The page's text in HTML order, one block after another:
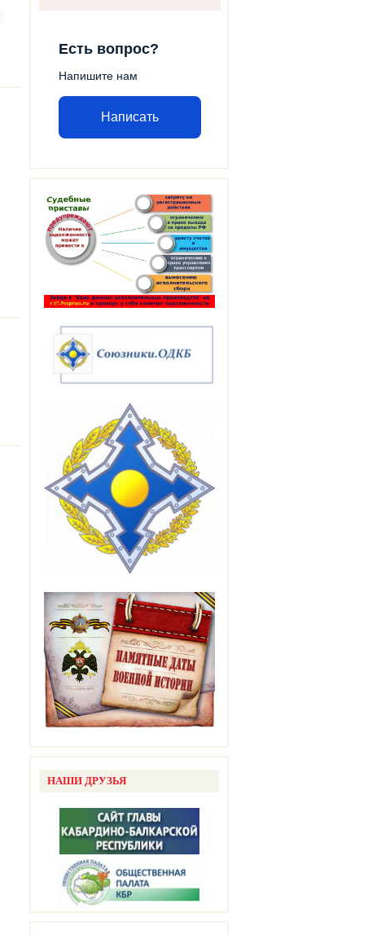
Есть вопрос?
Напишите нам
Написать
НАШИ ДРУЗЬЯ